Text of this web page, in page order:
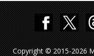
Copyright © 2015-2026